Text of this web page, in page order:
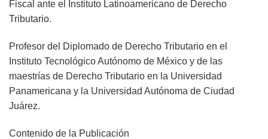
Fiscal ante el Instituto Latinoamericano de Derecho
Tributario.
Profesor del Diplomado de Derecho Tributario en el
Instituto Tecnológico Autónomo de México y de las
maestrías de Derecho Tributario en la Universidad
Panamericana y la Universidad Autónoma de Ciudad
Juárez.
Contenido de la Publicación